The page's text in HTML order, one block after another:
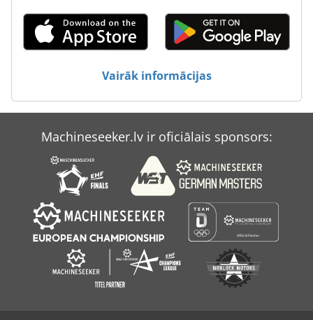
Atlas Copco Qas
Atlas Copco Qas 108
Atlas Copco Qas 30
Atlas Copco Qax 30
Atlas Copco Xas
Vairāk informācijas
Machineseeker.lv ir oficiālais sponsors: